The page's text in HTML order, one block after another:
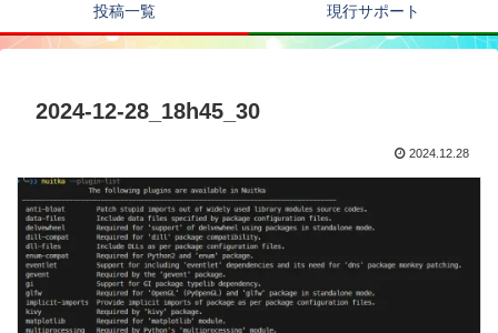
投稿一覧 現行サポート
2024-12-28_18h45_30
2024.12.28